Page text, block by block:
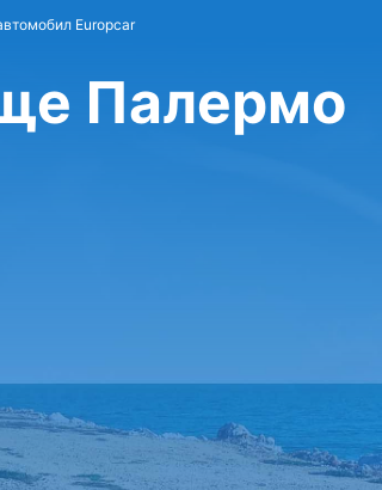
Europcar
Палермо